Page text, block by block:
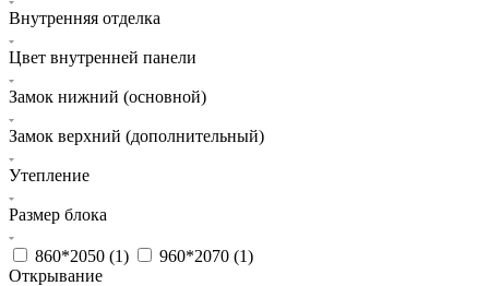
Внутренняя отделка
Цвет внутренней панели
Замок нижний (основной)
Замок верхний (дополнительный)
Утепление
Размер блока
860*2050 (1) 960*2070 (1)
Открывание